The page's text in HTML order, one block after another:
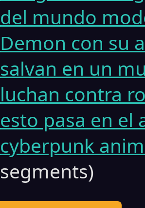
del mundo
Demon con su
salvan en un
luchan contra
esto pasa en el
cyberpunk
segments)